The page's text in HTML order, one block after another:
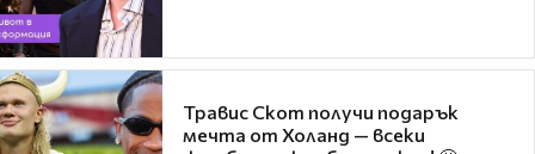
Травис Скот получи подарък
мечта от Холанд — всеки